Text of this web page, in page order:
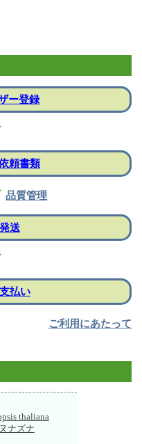
ー登録
頼書類
品質管理
発送
払い
ご利用にあたって
thaliana
ナズナ